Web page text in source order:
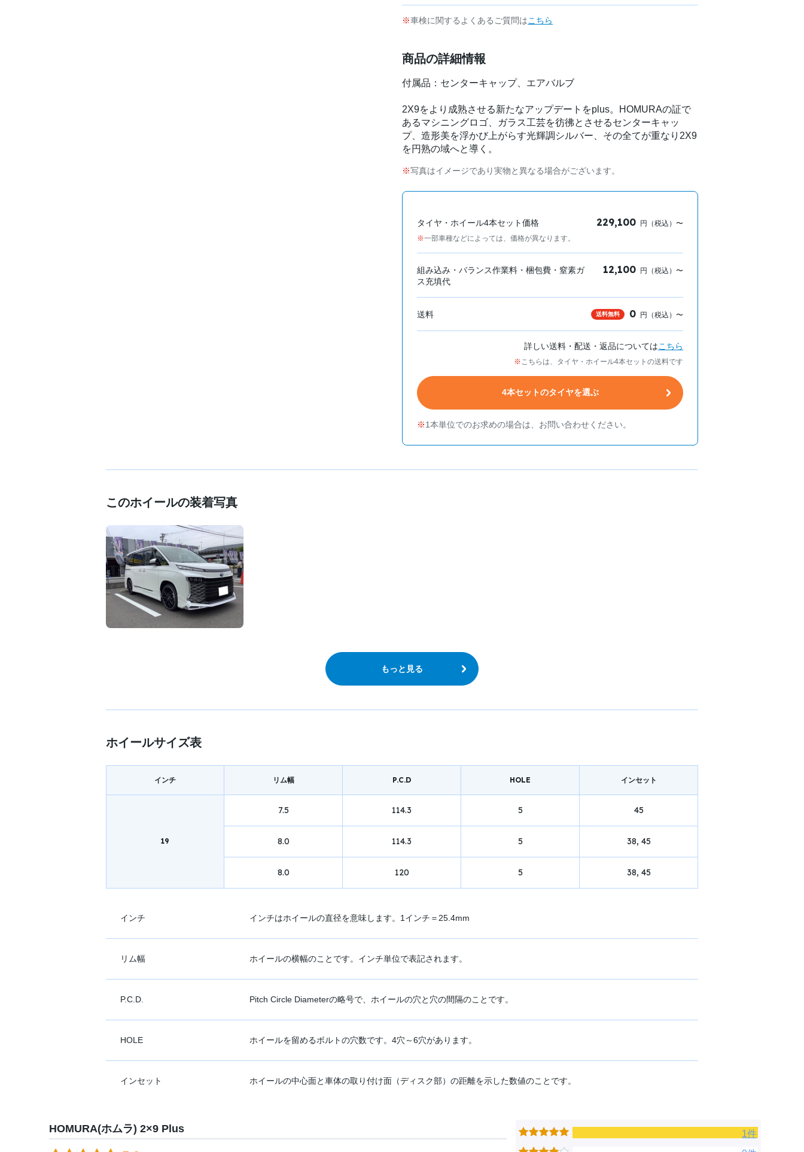
車検に関するよくあるご質問はこちら
商品の詳細情報
付属品：センターキャップ、エアバルブ
2X9をより成熟させる新たなアップデートをplus。HOMURAの証で
あるマシニングロゴ、ガラス工芸を彷彿とさせるセンターキャッ
プ、造形美を浮かび上がらす光輝調シルバー、その全てが重なり2X9
を円熟の域へと導く。
写真はイメージであり実物と異なる場合がございます。
タイヤ・ホイール4本セット価格
一部車種などによっては、価格が異なります。
229,100 円（税込）〜
組み込み・バランス作業料・梱包費・窒素ガ
ス充填代
12,100 円（税込）〜
送料 送料無料 0 円（税込）〜
詳しい送料・配送・返品についてはこちら
こちらは、タイヤ・ホイール4本セットの送料です
4本セットのタイヤを選ぶ
1本単位でのお求めの場合は、お問い合わせください。
このホイールの装着写真
もっと見る
ホイールサイズ表
インチ リム幅 P.C.D HOLE インセット
19
7.5 114.3 5 45
8.0 114.3 5 38, 45
8.0 120 5 38, 45
インチ インチはホイールの直径を意味します。1インチ＝25.4mm
リム幅 ホイールの横幅のことです。インチ単位で表記されます。
P.C.D. Pitch Circle Diameterの略号で、ホイールの穴と穴の間隔のことです。
HOLE ホイールを留めるボルトの穴数です。4穴～6穴があります。
インセット ホイールの中心面と車体の取り付け面（ディスク部）の距離を示した数値のことです。
HOMURA(ホムラ) 2×9 Plus
1件